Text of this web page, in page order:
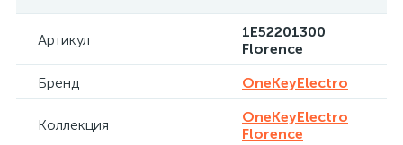
Артикул
1E52201300
Florence
Бренд
OneKeyElectro
Коллекция
OneKeyElectro
Florence